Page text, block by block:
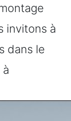
invitons à
dans le